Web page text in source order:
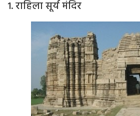
1. राहिला सूर्य मंदिर